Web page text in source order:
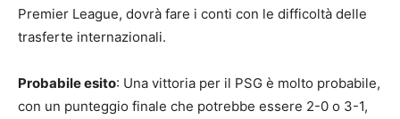
Premier League, dovrà fare i conti con le difficoltà delle
trasferte internazionali.
Probabile esito: Una vittoria per il PSG è molto probabile,
con un punteggio finale che potrebbe essere 2-0 o 3-1,